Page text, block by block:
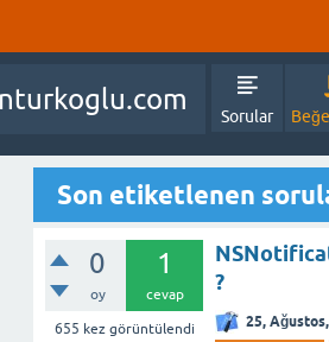
Sorular
Son etiketlenen
0
oy
1
cevap
655 kez görüntülendi
?
25,